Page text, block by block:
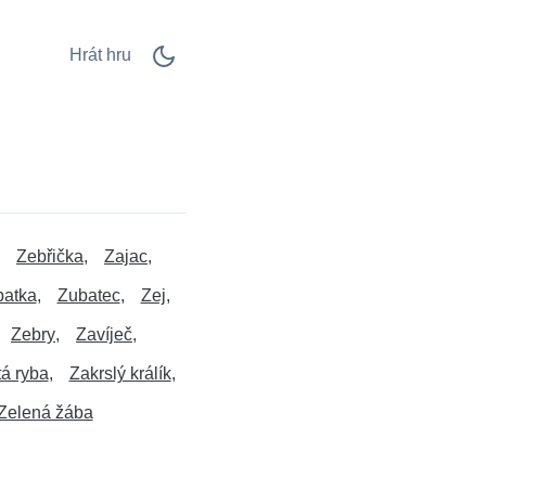
Hrát hru
Zebřička Zajac
Zubatec Zej
Zebry Zavíječ
ryba Zakrslý králík
žába